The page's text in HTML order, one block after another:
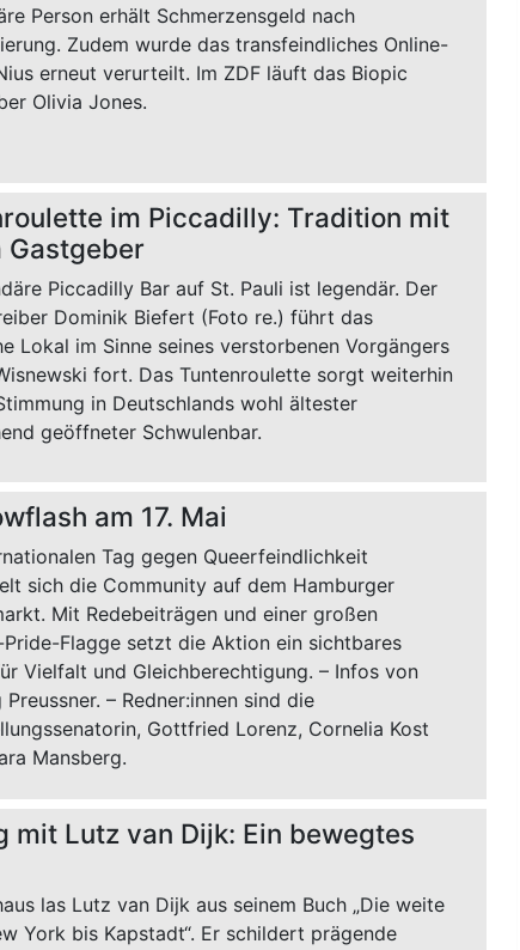
Person erhält Schmerzensgeld nach
Zudem wurde das transfeindliches Online-
erneut verurteilt. Im ZDF läuft das Biopic
Olivia Jones.
im Piccadilly: Tradition mit
Gastgeber
Piccadilly Bar auf St. Pauli ist legendär. Der
Dominik Biefert (Foto re.) führt das
Lokal im Sinne seines verstorbenen Vorgängers
fort. Das Tuntenroulette sorgt weiterhin
in Deutschlands wohl ältester
geöffneter Schwulenbar.
am 17. Mai
Tag gegen Queerfeindlichkeit
sich die Community auf dem Hamburger
Mit Redebeiträgen und einer großen
Pride-Flagge setzt die Aktion ein sichtbares
Vielfalt und Gleichberechtigung. – Infos von
– Redner:innen sind die
Gottfried Lorenz, Cornelia Kost
Mansberg.
mit Lutz van Dijk: Ein bewegtes
las Lutz van Dijk aus seinem Buch „Die weite
York bis Kapstadt“. Er schildert prägende